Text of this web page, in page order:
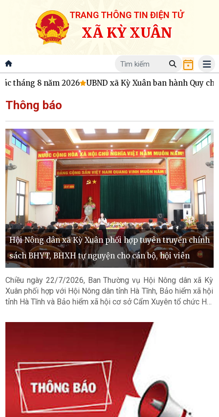
TRANG THÔNG TIN ĐIỆN TỬ
XÃ KỲ XUÂN
8 năm 2026 UBND xã Kỳ Xuân ban hành Quy chế
Thông báo
Hội Nông dân xã Kỳ Xuân phối hợp tuyên truyền chính
sách BHYT, BHXH tự nguyện cho cán bộ, hội viên
Chiều ngày 22/7/2026, Ban Thường vụ Hội Nông dân xã Kỳ
Xuân phối hợp với Hội Nông dân tỉnh Hà Tĩnh, Bảo hiểm xã hội
tỉnh Hà Tĩnh và Bảo hiểm xã hội cơ sở Cẩm Xuyên tổ chức Hội
xã hội (BHXH) tự nguyện năm 2026 cho cán bộ, hội viên nông